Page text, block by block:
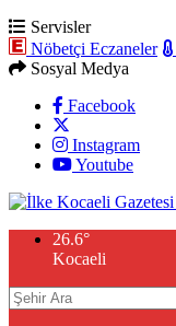
Servisler
Nöbetçi Eczaneler
Sosyal Medya
Facebook
Instagram
Youtube
26.6°
Kocaeli